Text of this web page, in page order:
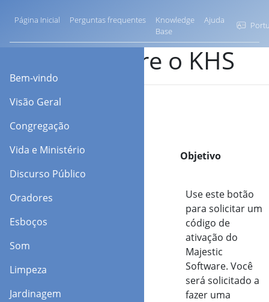
Página Inicial Perguntas frequentes
Knowledge
Base
Ajuda
Bem-vindo
Visão Geral
Congregação
Vida e Ministério
Discurso Público
Oradores
Esboços
Som
Limpeza
Jardinagem
Registre o KHS
Opção Objetivo
Use este botão
para solicitar um
código de
ativação do
Majestic
Software. Você
será solicitado a
fazer uma